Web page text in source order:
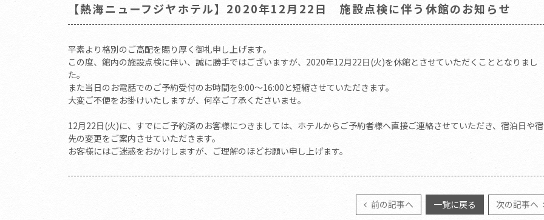
【熱海ニューフジヤホテル】2020年12月22日 施設点検に伴う休館のお知らせ
平素より格別のご高配を賜り厚く御礼申し上げます。
この度、館内の施設点検に伴い、誠に勝手ではございますが、2020年12月22日(火)を休館とさせていただくこととなりまし
た。
また当日のお電話でのご予約受付のお時間を9:00～16:00と短縮させていただきます。
大変ご不便をお掛けいたしますが、何卒ご了承くださいませ。
12月22日(火)に、すでにご予約済のお客様につきましては、ホテルからご予約者様へ直接ご連絡させていただき、宿泊日や
先の変更をご案内させていただきます。
お客様にはご迷惑をおかけしますが、ご理解のほどお願い申し上げます。
前の記事へ 一覧に戻る 次の記事へ